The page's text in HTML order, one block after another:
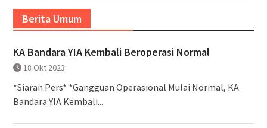
Berita Umum
KA Bandara YIA Kembali Beroperasi Normal
18 Okt 2023
*Siaran Pers* *Gangguan Operasional Mulai Normal, KA
Bandara YIA Kembali...